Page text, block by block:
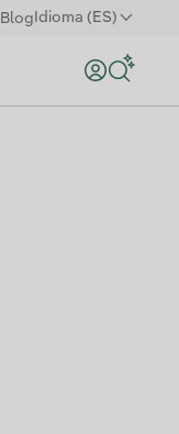
Blog Idioma (ES)